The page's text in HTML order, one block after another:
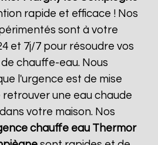
rapide et efficace ! Nos
sont à votre
et 7j/7 pour résoudre vos
chauffe-eau. Nous
l'urgence est de mise
retrouver une eau chaude
votre maison. Nos
chauffe eau Thermor